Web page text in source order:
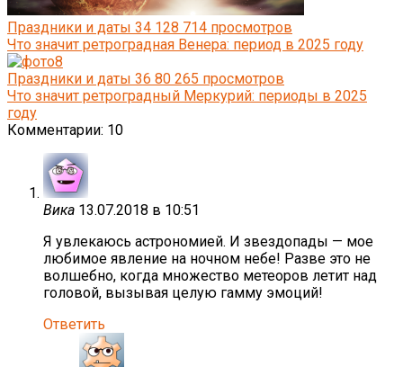
Праздники и даты 34 128 714 просмотров
Что значит ретроградная Венера: период в 2025 году
Праздники и даты 36 80 265 просмотров
Что значит ретроградный Меркурий: периоды в 2025
году
Комментарии: 10
Вика 13.07.2018 в 10:51
Я увлекаюсь астрономией. И звездопады — мое
любимое явление на ночном небе! Разве это не
волшебно, когда множество метеоров летит над
головой, вызывая целую гамму эмоций!
Ответить